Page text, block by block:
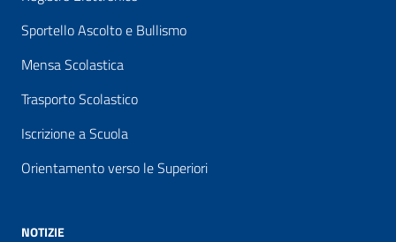
Sportello Ascolto e Bullismo
Mensa Scolastica
Trasporto Scolastico
Iscrizione a Scuola
Orientamento verso le Superiori
NOTIZIE